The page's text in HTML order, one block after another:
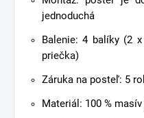
jednoduchá
Balenie: 4 balíky (2
priečka)
Záruka na posteľ: 5
Materiál: 100 %